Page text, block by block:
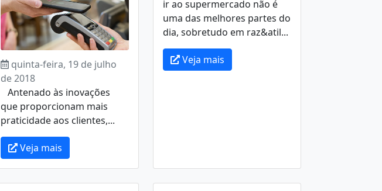
quinta-feira, 19 de julho
de 2018
Antenado às inovações
que proporcionam mais
praticidade aos clientes,...
Veja mais
ir ao supermercado não é
uma das melhores partes do
dia, sobretudo em raz&atil...
Veja mais